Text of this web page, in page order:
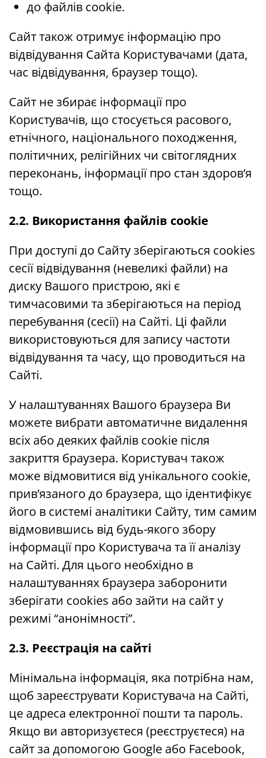
до файлів cookie.
Сайт також отримує інформацію про
відвідування Сайта Користувачами (дата,
час відвідування, браузер тощо).
Сайт не збирає інформації про
Користувачів, що стосується расового,
етнічного, національного походження,
політичних, релігійних чи світоглядних
переконань, інформації про стан здоров’я
тощо.
2.2. Використання файлів cookie
При доступі до Сайту зберігаються cookies
сесії відвідування (невеликі файли) на
диску Вашого пристрою, які є
тимчасовими та зберігаються на період
перебування (сесії) на Сайті. Ці файли
використовуються для запису частоти
відвідування та часу, що проводиться на
Сайті.
У налаштуваннях Вашого браузера Ви
можете вибрати автоматичне видалення
всіх або деяких файлів cookie після
закриття браузера. Користувач також
може відмовитися від унікального cookie,
прив’язаного до браузера, що ідентифікує
його в системі аналітики Сайту, тим самим
відмовившись від будь-якого збору
інформації про Користувача та її аналізу
на Сайті. Для цього необхідно в
налаштуваннях браузера заборонити
зберігати cookies або зайти на сайт у
режимі “анонімності”.
2.3. Реєстрація на сайті
Мінімальна інформація, яка потрібна нам,
щоб зареєструвати Користувача на Сайті,
це адреса електронної пошти та пароль.
Якщо ви авторизуєтеся (реєструєтеся) на
сайт за допомогою Google або Facebook,